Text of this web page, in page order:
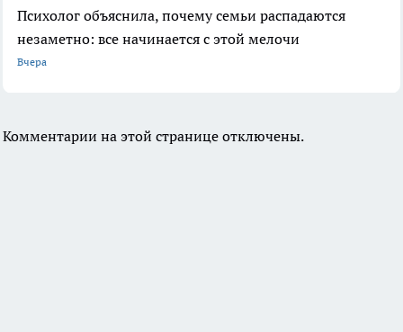
Психолог объяснила, почему семьи распадаются
незаметно: все начинается с этой мелочи
Вчера
Комментарии на этой странице отключены.